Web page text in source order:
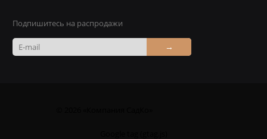
Подпишитесь на распродажи
→